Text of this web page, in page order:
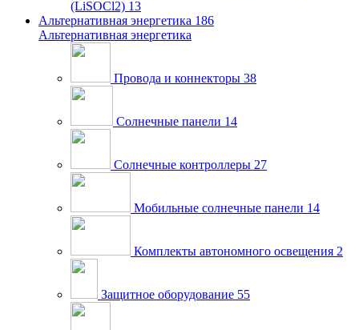
(LiSOCl2) 13
Альтернативная энергетика 186
Альтернативная энергетика
Провода и коннекторы 38
Солнечные панели 14
Солнечные контроллеры 27
Мобильные солнечные панели 14
Комплекты автономного освещения 2
Защитное оборудование 55